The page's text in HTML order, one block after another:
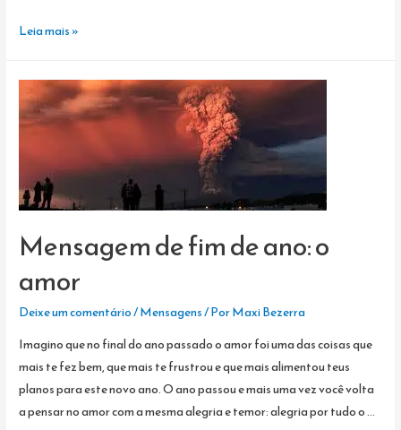
MENSAGEM
DE
ANO:
FÉ
Leia mais »
Mensagem de fim de ano: o
amor
Deixe um comentário/Mensagens/ PorMaxi Bezerra
Imagino que no final do ano passado o amor foi uma das coisas que
mais te fez bem, que mais te frustrou e que mais alimentou teus
planos para este novo ano. O ano passou e mais uma vez você volta
a pensar no amor com a mesma alegria e temor: alegria por tudo o …